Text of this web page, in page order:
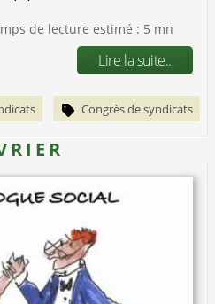
de lecture estimé : 5 mn
Lire la suite..
Congrès de syndicats